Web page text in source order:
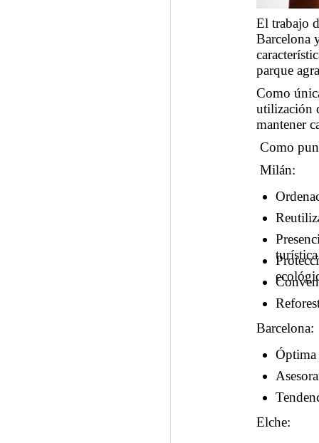
El trabajo
Barcelona
parque
Como
utilización
mantener
Como
Milán:
Barcelona:
Óptima
Elche: